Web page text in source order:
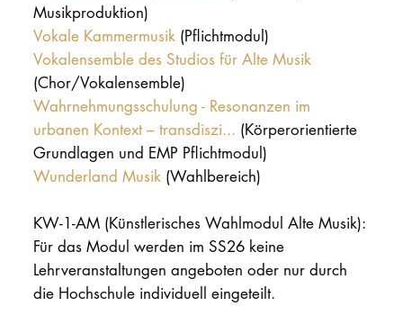
Musikproduktion)
Vokale Kammermusik (Pflichtmodul)
Vokalensemble des Studios für Alte Musik
(Chor/Vokalensemble)
Wahrnehmungsschulung - Resonanzen im
urbanen Kontext – transdiszi... (Körperorientierte
Grundlagen und EMP Pflichtmodul)
Wunderland Musik (Wahlbereich)
KW-1-AM (Künstlerisches Wahlmodul Alte Musik):
Für das Modul werden im SS26 keine
Lehrveranstaltungen angeboten oder nur durch
die Hochschule individuell eingeteilt.